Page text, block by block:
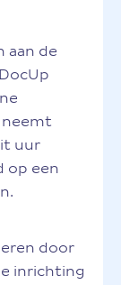
aan de
neemt
uur
op een
door
inrichting